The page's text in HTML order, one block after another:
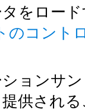
をロー
のコント
ョンサ
供され